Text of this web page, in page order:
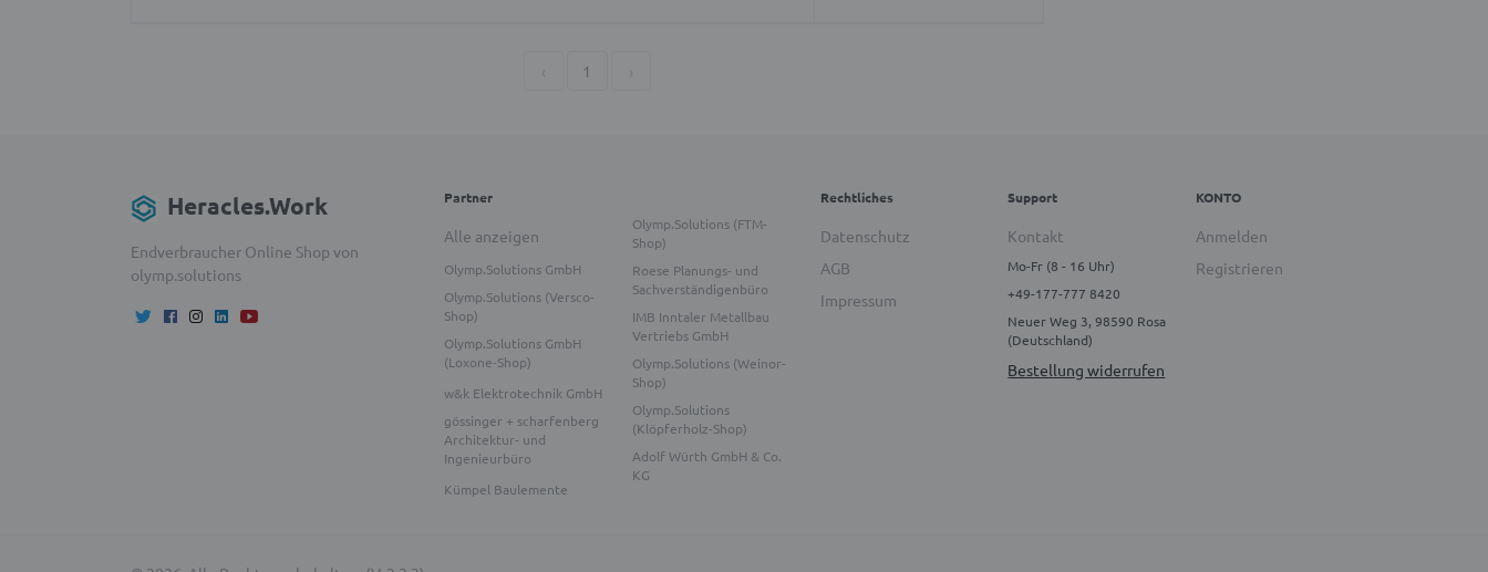
1
Heracles.Work
Endverbraucher Online Shop von
olymp.solutions
Partner
Alle anzeigen
Olymp.Solutions GmbH
Olymp.Solutions (Versco-
Shop)
Olymp.Solutions GmbH
(Loxone-Shop)
w&k Elektrotechnik GmbH
gössinger + scharfenberg
Architektur- und
Ingenieurbüro
Kümpel Baulemente
Olymp.Solutions (FTM-
Shop)
Roese Planungs- und
Sachverständigenbüro
IMB Inntaler Metallbau
Vertriebs GmbH
Olymp.Solutions (Weinor-
Shop)
Olymp.Solutions
(Klöpferholz-Shop)
Adolf Würth GmbH & Co.
KG
Rechtliches
Datenschutz
AGB
Impressum
Support
Kontakt
Mo-Fr (8 - 16 Uhr)
+49-177-777 8420
Neuer Weg 3, 98590 Rosa
(Deutschland)
Bestellung widerrufen
KONTO
Anmelden
Registrieren